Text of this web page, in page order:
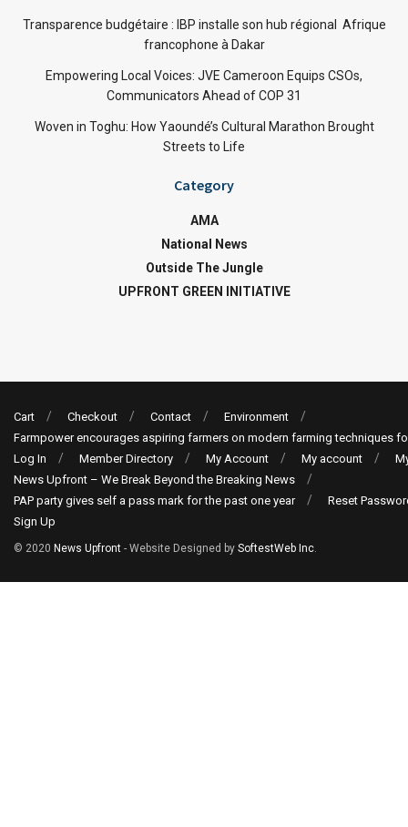
Transparence budgétaire : IBP installe son hub régional Afrique
francophone à Dakar
Empowering Local Voices: JVE Cameroon Equips CSOs,
Communicators Ahead of COP 31
Woven in Toghu: How Yaoundé’s Cultural Marathon Brought
Streets to Life
Category
AMA
National News
Outside The Jungle
UPFRONT GREEN INITIATIVE
Cart Checkout Contact
Environment
Farmpower encourages aspiring farmers on modern farming techniques
Log In
Member Directory My Account My account
News Upfront – We Break Beyond the Breaking News
PAP party gives self a pass mark for the past one year
Reset
Sign Up
© 2020 News Upfront - Website Designed by SoftestWeb Inc